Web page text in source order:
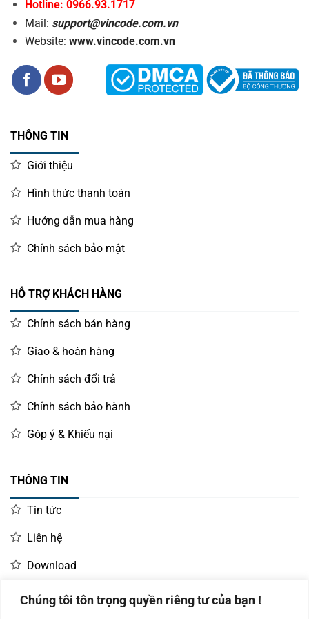
Chúng tôi tôn trọng quyền riêng tư của bạn !
Phụ kiện đi kèm của Xprinter XP-365B
(USB+LAN)
Máy in Xprinter XP-365B có thiết kế hiện đại, nhỏ gọn với
vỏ ngoài chắc chắn, màu sắc trang nhã, phù hợp với nhiều
không gian làm việc khác nhau. Thiết kế này không chỉ
giúp tiết kiệm không gian mà còn mang lại vẻ đẹp chuyên
Hotline: 0966.93.1717
Mail: support@vincode.com.vn
Website: www.vincode.com.vn
THÔNG TIN
Giới thiệu
Hình thức thanh toán
Hướng dẫn mua hàng
Chính sách bảo mật
HỖ TRỢ KHÁCH HÀNG
Chính sách bán hàng
Giao & hoàn hàng
Chính sách đổi trả
Chính sách bảo hành
Góp ý & Khiếu nại
THÔNG TIN
Tin tức
Liên hệ
Download
LIÊN HỆ MUA HÀNG